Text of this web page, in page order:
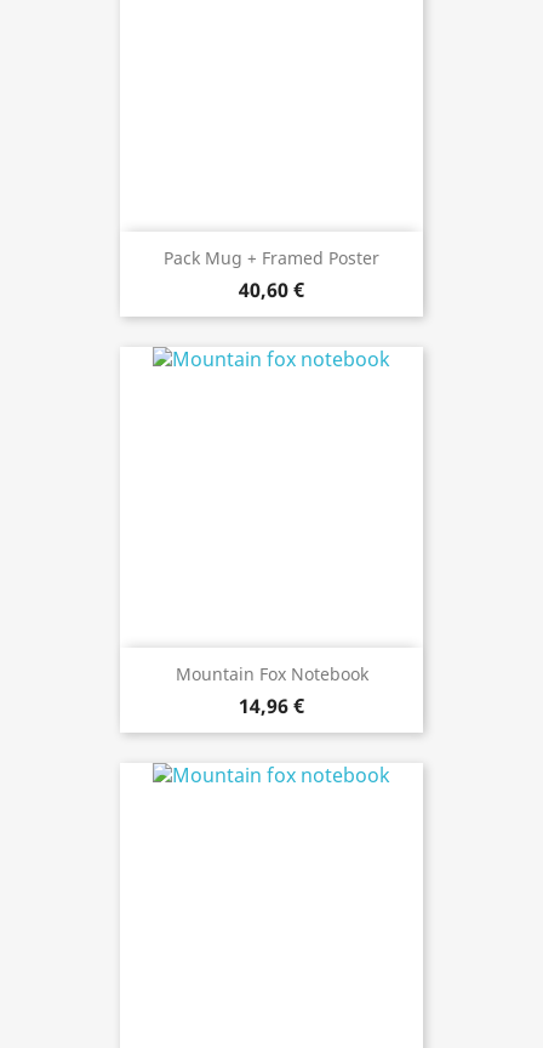
Pack Mug + Framed Poster
40,60 €
Mountain Fox Notebook
14,96 €